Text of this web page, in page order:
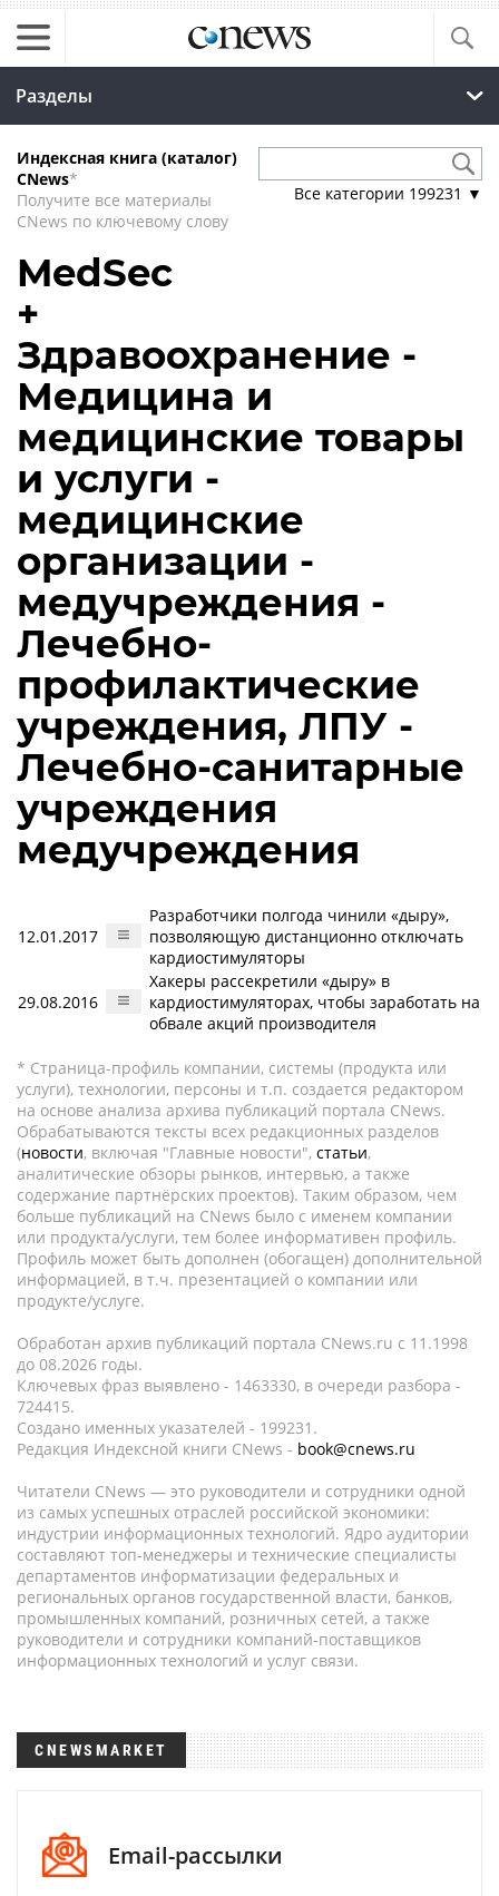
Разделы
Индексная книга (каталог)
CNews*
Получите все материалы
CNews по ключевому слову
Все категории 199231 ▼
MedSec
+
Здравоохранение -
Медицина и
медицинские товары
и услуги -
медицинские
организации -
медучреждения -
Лечебно-
профилактические
учреждения, ЛПУ -
Лечебно-санитарные
учреждения
медучреждения
12.01.2017
Разработчики полгода чинили «дыру»,
позволяющую дистанционно отключать
кардиостимуляторы
29.08.2016
Хакеры рассекретили «дыру» в
кардиостимуляторах, чтобы заработать на
обвале акций производителя
* Страница-профиль компании, системы (продукта или
услуги), технологии, персоны и т.п. создается редактором
на основе анализа архива публикаций портала CNews.
Обрабатываются тексты всех редакционных разделов
(новости, включая "Главные новости", статьи,
аналитические обзоры рынков, интервью, а также
содержание партнёрских проектов). Таким образом, чем
больше публикаций на CNews было с именем компании
или продукта/услуги, тем более информативен профиль.
Профиль может быть дополнен (обогащен) дополнительной
информацией, в т.ч. презентацией о компании или
продукте/услуге.
Обработан архив публикаций портала CNews.ru c 11.1998
до 08.2026 годы.
Ключевых фраз выявлено - 1463330, в очереди разбора -
724415.
Создано именных указателей - 199231.
Редакция Индексной книги CNews - book@cnews.ru
Читатели CNews — это руководители и сотрудники одной
из самых успешных отраслей российской экономики:
индустрии информационных технологий. Ядро аудитории
составляют топ-менеджеры и технические специалисты
департаментов информатизации федеральных и
региональных органов государственной власти, банков,
промышленных компаний, розничных сетей, а также
руководители и сотрудники компаний-поставщиков
информационных технологий и услуг связи.
CNEWSMARKET
Email-рассылки